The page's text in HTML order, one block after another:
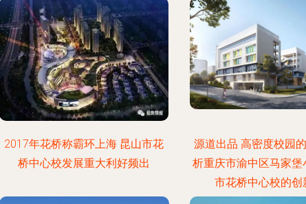
2017年花桥称霸环上海 昆山市花
桥中心校发展重大利好频出
源道出品 高密度校园
析重庆市渝中区马家堡
市花桥中心校的创